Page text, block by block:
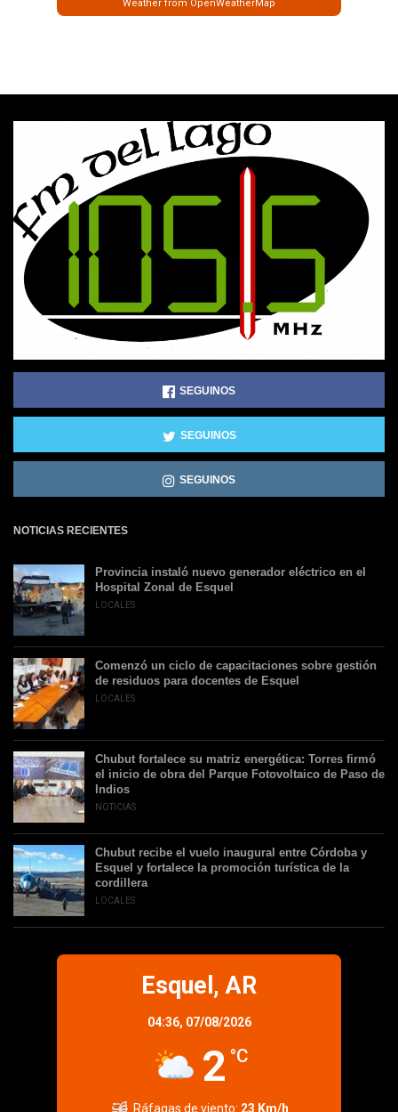
Weather from OpenWeatherMap
SEGUINOS
SEGUINOS
SEGUINOS
NOTICIAS RECIENTES
Provincia instaló nuevo generador eléctrico en el
Hospital Zonal de Esquel
LOCALES
Comenzó un ciclo de capacitaciones sobre gestión
de residuos para docentes de Esquel
LOCALES
Chubut fortalece su matriz energética: Torres firmó
el inicio de obra del Parque Fotovoltaico de Paso de
Indios
NOTICIAS
Chubut recibe el vuelo inaugural entre Córdoba y
Esquel y fortalece la promoción turística de la
cordillera
LOCALES
Esquel, AR
04:36, 07/08/2026
2 °C
Ráfagas de viento: 23 Km/h